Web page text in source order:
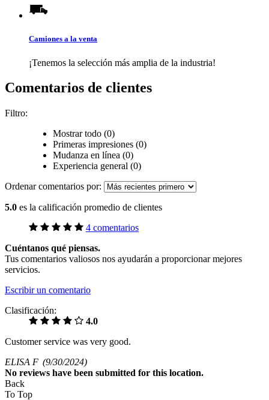
Camiones a la venta
¡Tenemos la selección más amplia de la industria!
Comentarios de clientes
Filtro:
Mostrar todo (0)
Primeras impresiones (0)
Mudanza en línea (0)
Experiencia general (0)
Ordenar comentarios por:
5.0 es la calificación promedio de clientes
4 comentarios
Cuéntanos qué piensas.
Tus comentarios valiosos nos ayudarán a proporcionar mejores
servicios.
Escribir un comentario
Clasificación:
4.0
Customer service was very good.
ELISA F (9/30/2024)
No reviews have been submitted for this location.
Back
To Top